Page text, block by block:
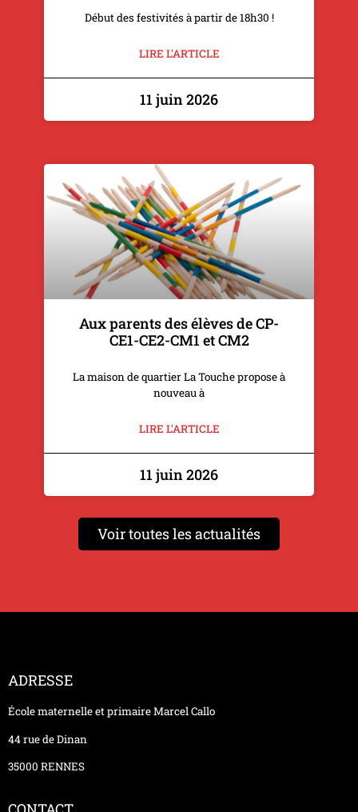
Début des festivités à partir de 18h30 !
LIRE L'ARTICLE
11 juin 2026
Aux parents des élèves de CP-
CE1-CE2-CM1 et CM2
La maison de quartier La Touche propose à
nouveau à
LIRE L'ARTICLE
11 juin 2026
Voir toutes les actualités
ADRESSE
École maternelle et primaire Marcel Callo
44 rue de Dinan
35000 RENNES